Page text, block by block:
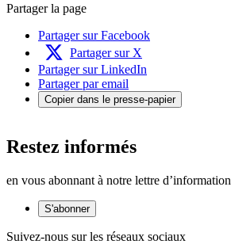
Partager la page
Partager sur Facebook
Partager sur X
Partager sur LinkedIn
Partager par email
Copier dans le presse-papier
Restez informés
en vous abonnant à notre lettre
S'abonner
Suivez-nous sur les réseaux sociaux